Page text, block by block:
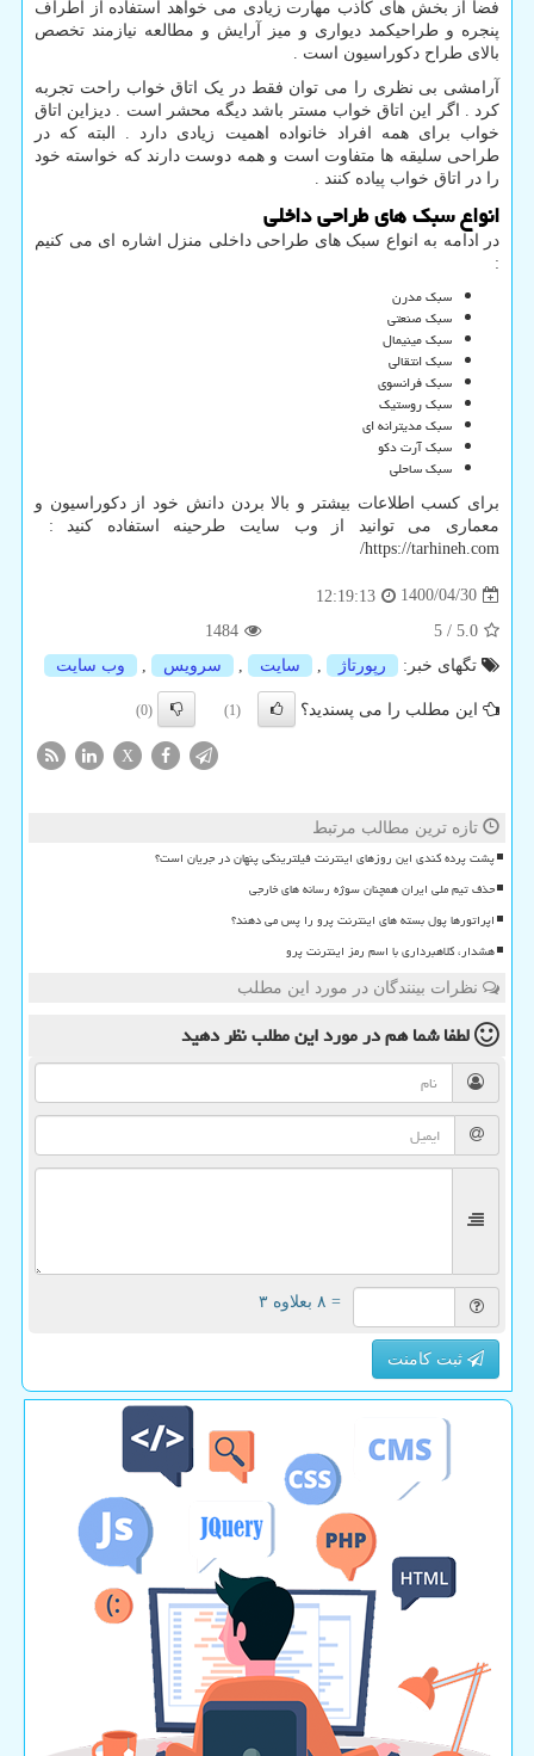
فضا از بخش های کاذب مهارت زیادی می خواهد استفاده از اطراف
پنجره و طراحیکمد دیواری و میز آرایش و مطالعه نیازمند تخصص
بالای طراح دکوراسیون است .
آرامشی بی نظری را می توان فقط در یک اتاق خواب راحت تجربه
کرد . اگر این اتاق خواب مستر باشد دیگه محشر است . دیزاین اتاق
خواب برای همه افراد خانواده اهمیت زیادی دارد . البته که در
طراحی سلیقه ها متفاوت است و همه دوست دارند که خواسته خود
را در اتاق خواب پیاده کنند .
انواع سبک های طراحی داخلی
در ادامه به انواع سبک های طراحی داخلی منزل اشاره ای می کنیم
:
سبک مدرن
سبک صنعتی
سبک مینیمال
سبک انتقالی
سبک فرانسوی
سبک روستیک
سبک مدیترانه ای
سبک آرت دکو
سبک ساحلی
برای کسب اطلاعات بیشتر و بالا بردن دانش خود از دکوراسیون و
معماری می توانید از وب سایت طرحینه استفاده کنید :
https://tarhineh.com
/
1400/04/30
12:19:13
5.0
/
5
1484
تگهای خبر:
رپورتاژ , سایت , سرویس , وب سایت
این مطلب را می پسندید؟ (1)
(0)
X
تازه ترین مطالب مرتبط
پشت پرده کندی این روزهای اینترنت فیلترینگی پنهان در جریان است؟
حذف تیم ملی ایران همچنان سوژه رسانه های خارجی
اپراتورها پول بسته های اینترنت پرو را پس می دهند؟
هشدار، کلاهبرداری با اسم رمز اینترنت پرو
نظرات بینندگان در مورد این مطلب
لطفا شما همدر مورد این مطلبنظر دهید
= ۸ بعلاوه ۳
ثبت کامنت